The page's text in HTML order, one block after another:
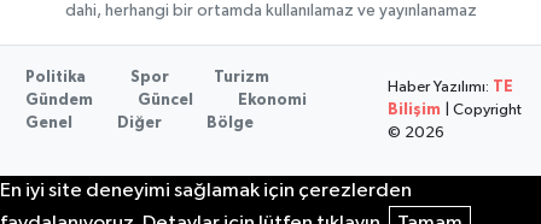
dahi, herhangi bir ortamda kullanılamaz ve yayınlanamaz
Politika Spor
Turizm
Gündem
Güncel
Ekonomi
Genel
Diğer Bölge
Haber Yazılımı:
TE
Bilişim | Copyright
© 2026
En iyi site deneyimi sağlamak için çerezlerden